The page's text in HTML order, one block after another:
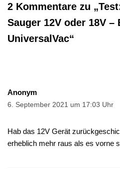
2 Kommentare zu
Sauger 12V oder 18V –
UniversalVac“
Anonym
6. September 2021 um 17:03 Uhr
Hab das 12V Gerät
erheblich mehr raus als es vorne